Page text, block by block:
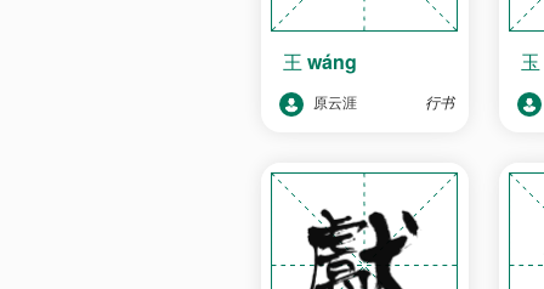
王 wáng
原云涯 行书
玉